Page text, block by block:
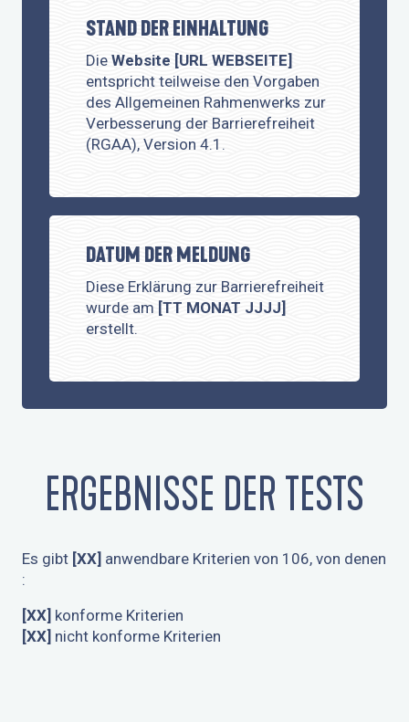
STAND DER EINHALTUNG
Die Website [URL WEBSEITE]
entspricht teilweise den Vorgaben
des Allgemeinen Rahmenwerks zur
Verbesserung der Barrierefreiheit
(RGAA), Version 4.1.
DATUM DER MELDUNG
Diese Erklärung zur Barrierefreiheit
wurde am [TT MONAT JJJJ]
erstellt.
ERGEBNISSE DER TESTS
Es gibt [XX] anwendbare Kriterien von 106, von denen
:
[XX] konforme Kriterien
[XX] nicht konforme Kriterien